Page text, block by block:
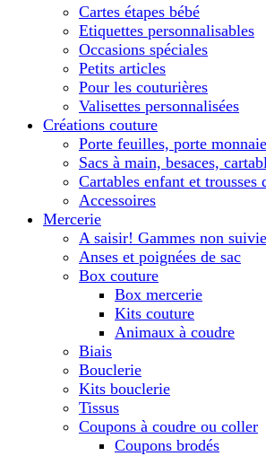
Cartes étapes bébé
Etiquettes personnalisables
Occasions spéciales
Petits articles
Pour les couturières
Valisettes personnalisées
Créations couture
Porte feuilles, porte
Sacs à main, besaces,
Cartables enfant et trousses
Accessoires
Mercerie
A saisir! Gammes non
Anses et poignées de sac
Box couture
Box mercerie
Kits couture
Animaux à coudre
Biais
Bouclerie
Kits bouclerie
Tissus
Coupons à coudre ou coller
Coupons brodés